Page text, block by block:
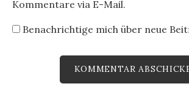
Kommentare via E-Mail.
Benachrichtige mich über neue